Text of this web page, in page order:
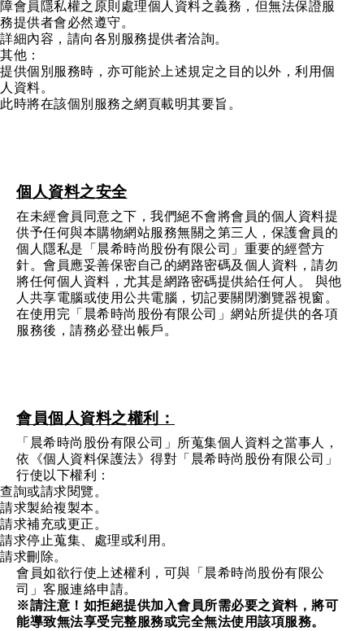
障會員隱私權之原則處理個人資料之義務，但無法保證服
務提供者會必然遵守。
詳細內容，請向各別服務提供者洽詢。
其他：
提供個別服務時，亦可能於上述規定之目的以外，利用個
人資料。
此時將在該個別服務之網頁載明其要旨。
個人資料之安全
在未經會員同意之下，我們絕不會將會員的個人資料提
供予任何與本購物網站服務無關之第三人，保護會員的
個人隱私是「晨希時尚股份有限公司」重要的經營方
針。會員應妥善保密自己的網路密碼及個人資料，請勿
將任何個人資料，尤其是網路密碼提供給任何人。 與他
人共享電腦或使用公共電腦，切記要關閉瀏覽器視窗。
在使用完「晨希時尚股份有限公司」網站所提供的各項
服務後，請務必登出帳戶。
會員個人資料之權利：
「晨希時尚股份有限公司」所蒐集個人資料之當事人，
依《個人資料保護法》得對「晨希時尚股份有限公司」
行使以下權利：
查詢或請求閱覽。
請求製給複製本。
請求補充或更正。
請求停止蒐集、處理或利用。
請求刪除。
會員如欲行使上述權利，可與「晨希時尚股份有限公
司」客服連絡申請。
※請注意！如拒絕提供加入會員所需必要之資料，將可
能導致無法享受完整服務或完全無法使用該項服務。